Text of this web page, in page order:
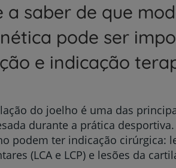
a saber de que
pode ser
e indicação
do joelho é uma das
durante a prática
podem ter indicação cirúrgica:
(LCA e LCP) e lesões da